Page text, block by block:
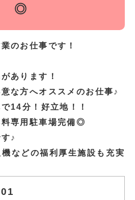
◎
のお仕事です！
あります！
な方へオススメのお仕事♪
14分！好立地！！
専用駐車場完備◎
♪
などの福利厚生施設も充実